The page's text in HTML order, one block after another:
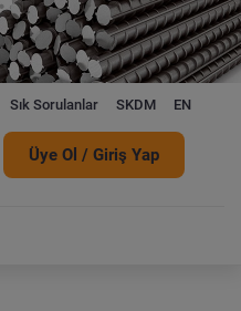
Sık Sorulanlar SKDM EN
Üye Ol / Giriş Yap